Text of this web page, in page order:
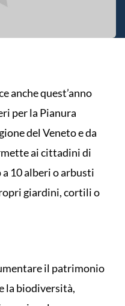
anche quest’anno
per la Pianura
del Veneto e da
ai cittadini di
10 alberi o arbusti
giardini, cortili o
il patrimonio
la biodiversità,